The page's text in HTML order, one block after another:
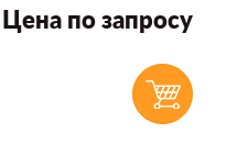
Цена по запросу